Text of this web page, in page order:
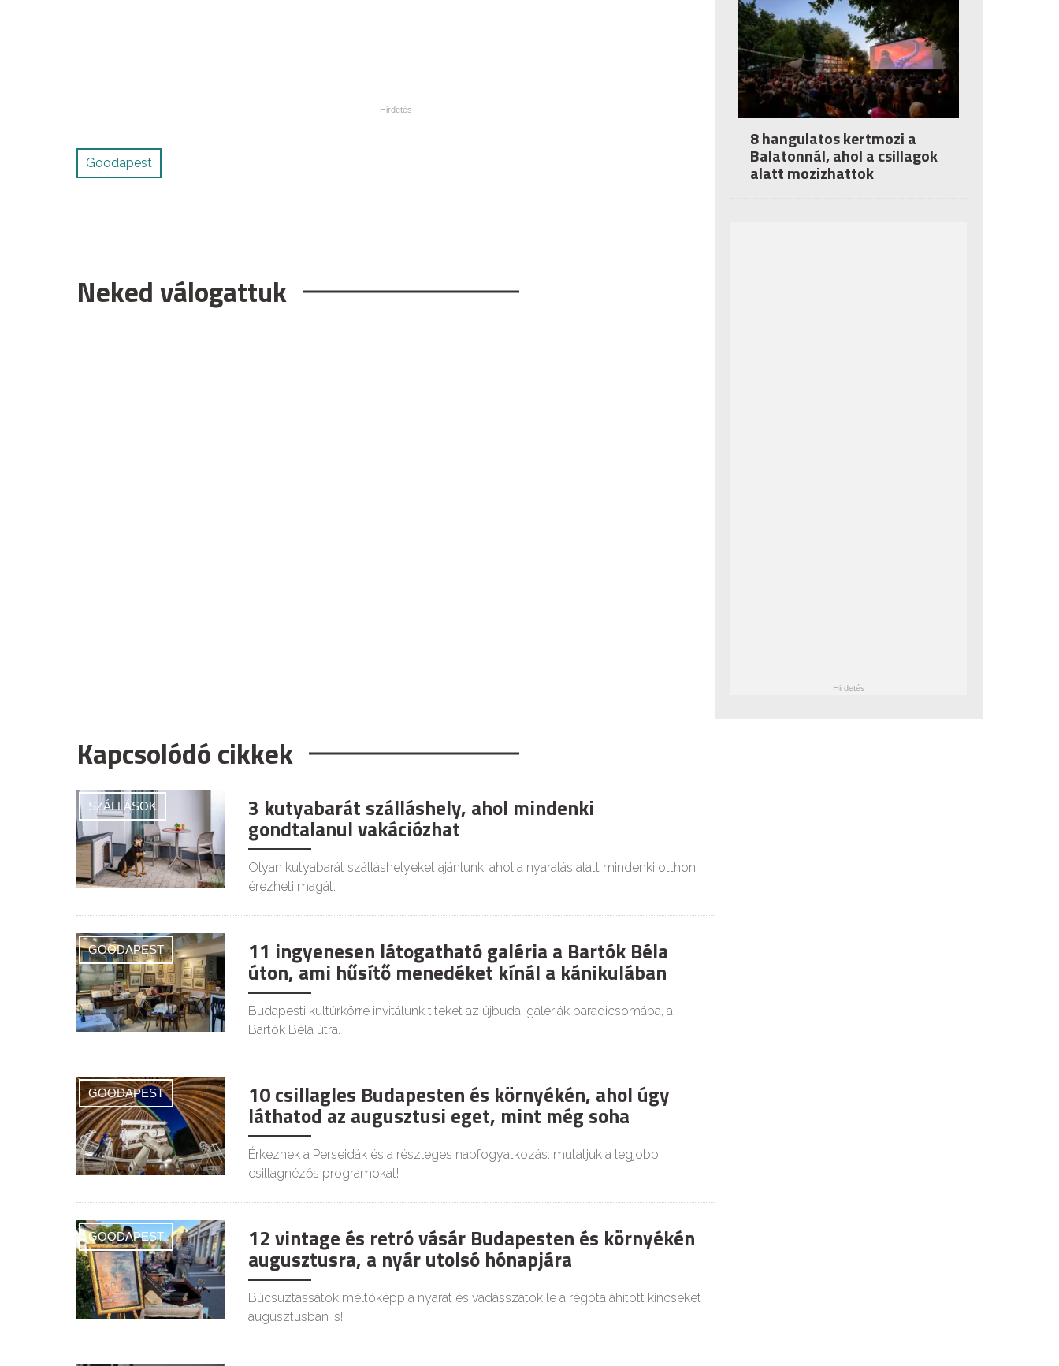
Goodapest
Neked válogattuk
Kapcsolódó cikkek
SZÁLLÁSOK 3 kutyabarát szálláshely, ahol mindenki
gondtalanul vakációzhat
Olyan kutyabarát szálláshelyeket ajánlunk, ahol a nyaralás alatt mindenki otthon
érezheti magát.
GOODAPEST 11 ingyenesen látogatható galéria a Bartók Béla
úton, ami hűsítő menedéket kínál a kánikulában
Budapesti kultúrkörre invitálunk titeket az újbudai galériák paradicsomába, a
Bartók Béla útra.
GOODAPEST 10 csillagles Budapesten és környékén, ahol úgy
láthatod az augusztusi eget, mint még soha
Érkeznek a Perseidák és a részleges napfogyatkozás: mutatjuk a legjobb
csillagnézős programokat!
GOODAPEST 12 vintage és retró vásár Budapesten és környékén
augusztusra, a nyár utolsó hónapjára
Búcsúztassátok méltóképp a nyarat és vadásszátok le a régóta áhított kincseket
augusztusban is!
8 hangulatos kertmozi a
Balatonnál, ahol a csillagok
alatt mozizhattok